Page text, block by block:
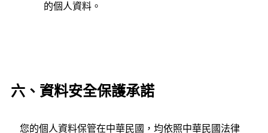
的個人資料。
六、資料安全保護承諾
您的個人資料保管在中華民國，均依照中華民國法律